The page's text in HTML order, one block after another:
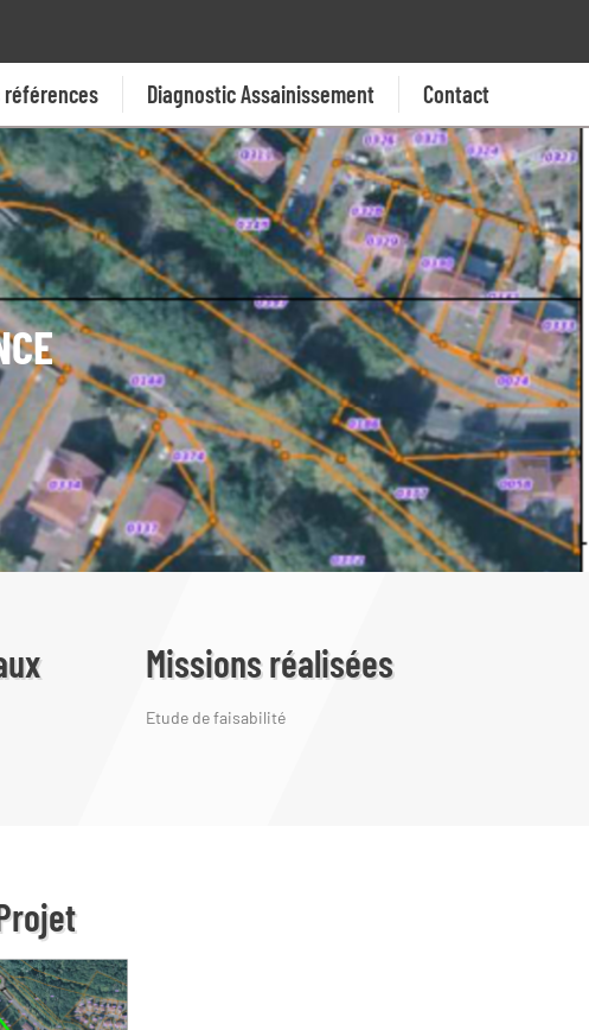
références Diagnostic Assainissement Contact
Missions réalisées
Etude de faisabilité